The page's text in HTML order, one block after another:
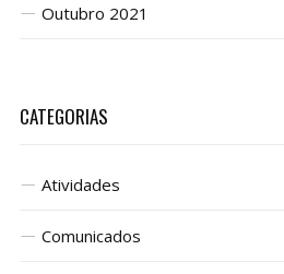
Outubro 2021
CATEGORIAS
Atividades
Comunicados